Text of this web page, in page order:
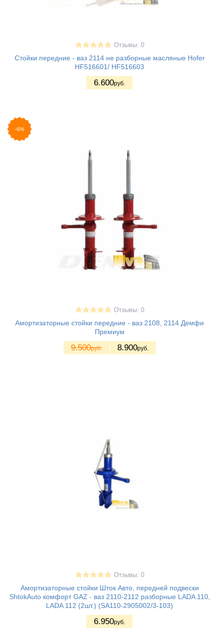
Отзывы: 0
Стойки передние - ваз 2114 не разборные масляные Hofer
HF516601/ HF516603
6.600руб.
-6%
Отзывы: 0
Амортизаторные стойки передние - ваз 2108, 2114 Демфи
Премиум
9.500руб. 8.900руб.
Отзывы: 0
Амортизаторные стойки Шток Авто, передней подвески
ShtokAuto комфорт GAZ - ваз 2110-2112 разборные LADA 110,
LADA 112 (2шт.) (SA110-2905002/3-103)
6.950руб.